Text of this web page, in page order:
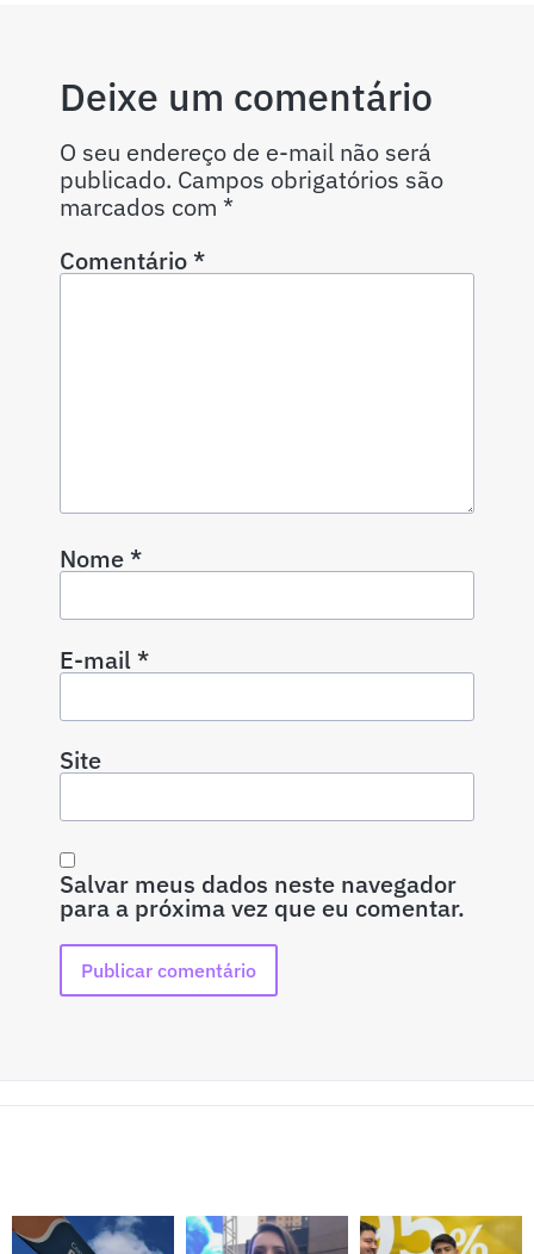
Deixe um comentário
O seu endereço de e-mail não será
publicado. Campos obrigatórios são
marcados com *
Comentário*
Nome*
E-mail*
Site
Salvar meus dados neste navegador
para a próxima vez que eu comentar.